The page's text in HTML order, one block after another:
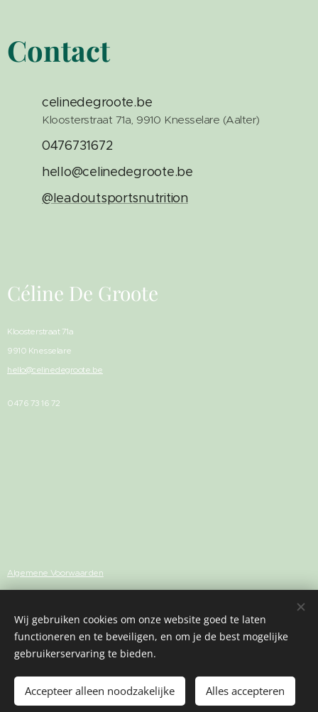
Contact
celinedegroote.be
Kloosterstraat 71a, 9910 Knesselare (Aalter)
0476731672
hello@celinedegroote.be
@leadoutsportsnutrition
Céline De Groote
Kloosterstraat 71a
9910 Knesselare
hello@celinedegroote.be
0476 73 16 72
Algemene Voorwaarden
Volg me opFacebookofInstagram
Cookies
Wij gebruiken cookies om onze website goed te laten
functioneren en te beveiligen, en om je de best mogelijke
gebruikerservaring te bieden.
Accepteer alleen noodzakelijke Alles accepteren